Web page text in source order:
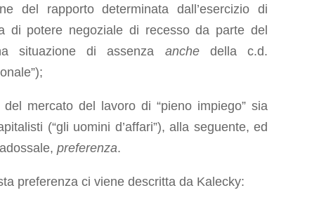
del rapporto determinata dall’esercizio di
di potere negoziale di recesso da parte del
situazione di assenza anche della c.d.
mercato del lavoro di “pieno impiego” sia
(“gli uomini d’affari”), alla seguente, ed
preferenza.
preferenza ci viene descritta da Kalecky: